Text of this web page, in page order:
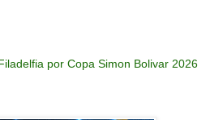
por Copa Simon Bolivar 2026